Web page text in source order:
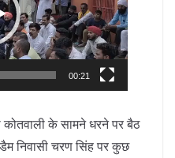
00:21
के सामने धरने पर बैठ
निवासी चरण सिंह पर कुछ